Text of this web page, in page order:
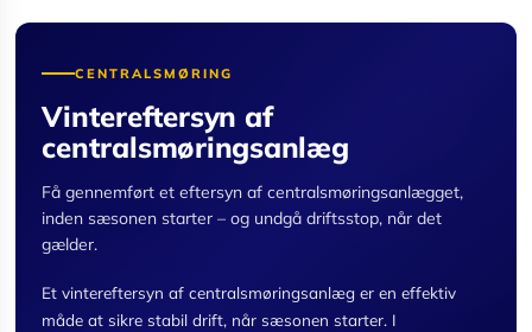
CENTRALSMØRING
Vintereftersyn af
centralsmøringsanlæg
Få gennemført et eftersyn af centralsmøringsanlægget,
inden sæsonen starter – og undgå driftsstop, når det
gælder.
Et vintereftersyn af centralsmøringsanlæg er en effektiv
måde at sikre stabil drift, når sæsonen starter. I